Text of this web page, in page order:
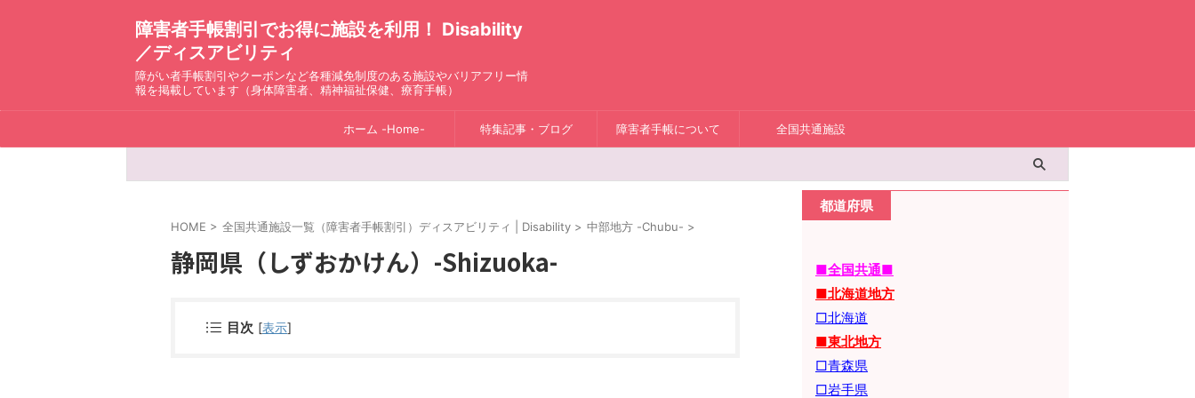
障害者手帳割引でお得に施設を利用！ Disability
／ディスアビリティ
障がい者手帳割引やクーポンなど各種減免制度のある施設やバリアフリー情
報を掲載しています（身体障害者、精神福祉保健、療育手帳）
ホーム -Home- 特集記事・ブログ 障害者手帳について 全国共通施設
HOME > 全国共通施設一覧（障害者手帳割引）ディスアビリティ | Disability > 中部地方 -Chubu- >
静岡県（しずおかけん）-Shizuoka-
目次 [表示]
都道府県
■全国共通■
■北海道地方
□北海道
■東北地方
□青森県
□岩手県